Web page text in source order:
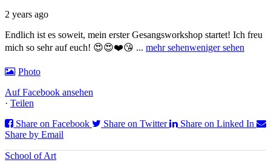
2 years ago
Endlich ist es soweit, mein erster Gesangsworkshop startet! Ich freu
mich so sehr auf euch! 😍😍❤️😘 ... mehr sehenweniger sehen
Photo
Auf Facebook ansehen
· Teilen
Share on Facebook
Share on Twitter
Share on Linked In
Share by Email
School of Art